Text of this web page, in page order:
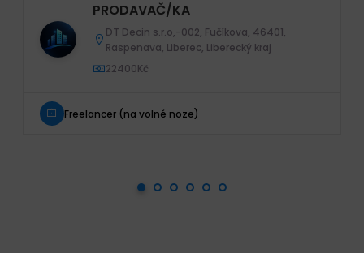
PRODAVAČ/KA
DT Decin s.r.o,-002, Fučíkova, 46401,
Raspenava, Liberec, Liberecký kraj
22400Kč
Freelancer (na volné noze)